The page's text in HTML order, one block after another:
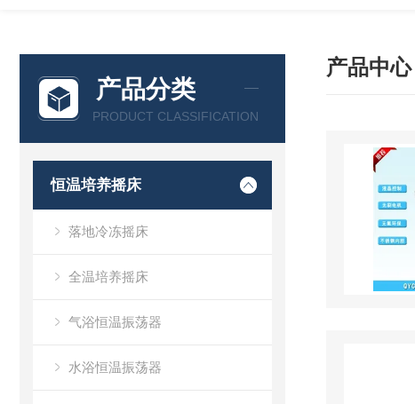
产品分类
PRODUCT CLASSIFICATION
恒温培养摇床
落地冷冻摇床
全温培养摇床
气浴恒温振荡器
水浴恒温振荡器
产品中心